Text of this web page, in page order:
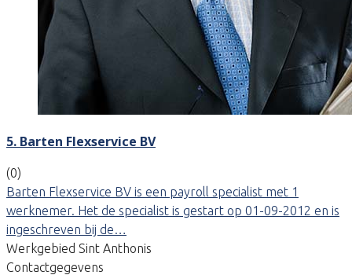
5. Barten Flexservice BV
(0)
Barten Flexservice BV is een payroll specialist met 1
werknemer. Het de specialist is gestart op 01-09-2012 en is
ingeschreven bij de…
Werkgebied Sint Anthonis
Contactgegevens